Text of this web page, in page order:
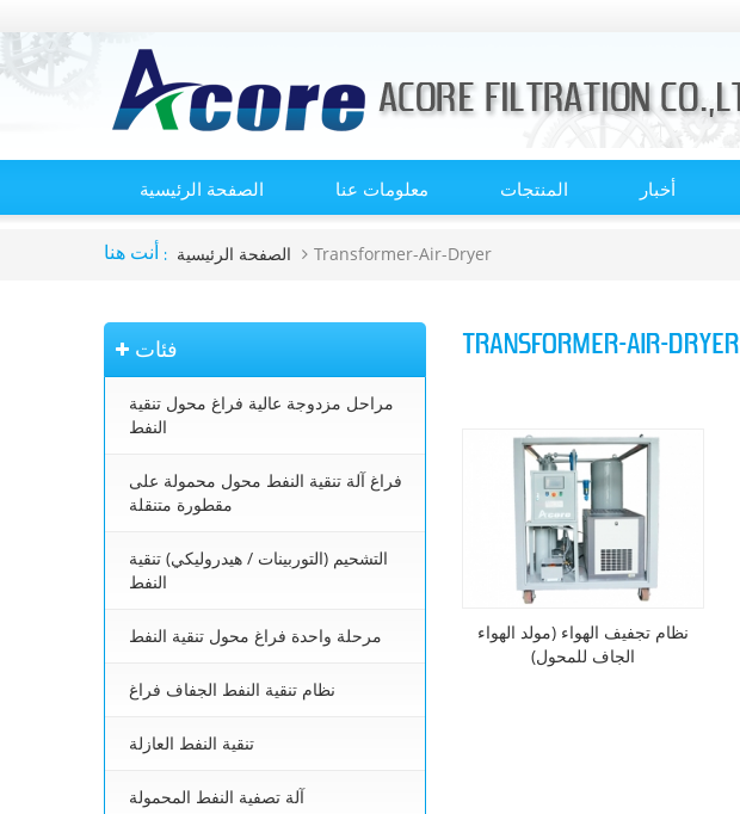
الصفحة الرئيسية معلومات عنا المنتجات أخبار
أنت هنا : الصفحة الرئيسية Transformer-Air-Dryer
فئات
مراحل مزدوجة عالية فراغ محول تنقية
النفط
فراغ آلة تنقية النفط محول محمولة على
مقطورة متنقلة
التشحيم (التوربينات / هيدروليكي) تنقية
النفط
مرحلة واحدة فراغ محول تنقية النفط
نظام تنقية النفط الجفاف فراغ
تنقية النفط العازلة
آلة تصفية النفط المحمولة
TRANSFORMER-AIR-DRYER
نظام تجفيف الهواء (مولد الهواء
الجاف للمحول)